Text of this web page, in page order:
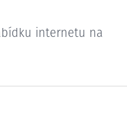
internetu na